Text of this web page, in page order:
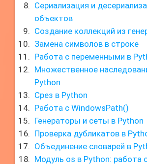
Сериализация и
объектов
Создание коллекций из
Замена символов в строке
Работа с переменными в
Множественное
Python
Срез в Python
Работа с WindowsPath()
Генераторы и сеты в Python
Проверка дубликатов в
Объединение словарей в
Модуль os в Python: работа